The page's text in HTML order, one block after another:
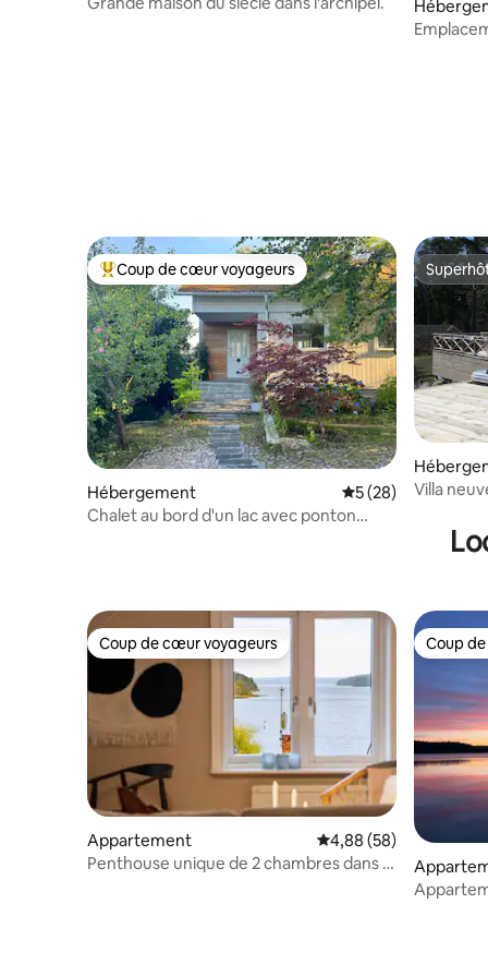
Coups de cœur voyageurs les plus appréciés
Coup de cœur voyageurs
Hébergement Évaluation
5 (28)
Chalet au bord d'un lac avec ponton
Villa
Coup de cœur voyageurs
Coup de cœur voyageurs
Appartement Évaluation moyenne
4,88 (58)
Penthouse unique de 2 chambres dans le
Coup
Coup